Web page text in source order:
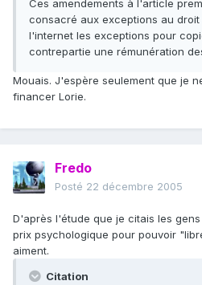
Ces amendements à l'article
consacré aux exceptions au
l'internet les exceptions pour
contrepartie une rémunération
Mouais. J'espère seulement que je
financer Lorie.
Fredo
Posté 22 décembre 2005
D'après l'étude que je citais les
prix psychologique pour pouvoir
aiment.
Citation